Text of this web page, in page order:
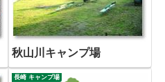
秋山川キャンプ場
長崎 キャンプ場